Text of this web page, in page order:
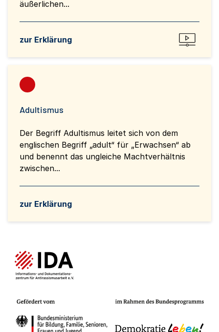
äußerlichen...
zur Erklärung
Adultismus
Der Begriff Adultismus leitet sich von dem
englischen Begriff „adult“ für „Erwachsen“ ab
und benennt das ungleiche Machtverhältnis
zwischen...
zur Erklärung